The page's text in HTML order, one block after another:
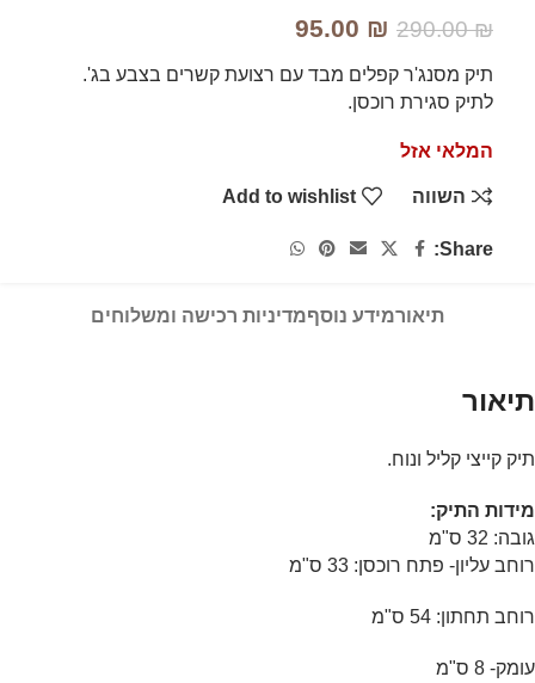
290.00₪
95.00 ₪
תיק מסנג'ר קפלים מבד עם רצועת קשרים בצבע בג'.
לתיק סגירת רוכסן.
המלאי אזל
השווה Add to wishlist
Share:
תיאורמידע נוסףמדיניות רכישה ומשלוחים
תיאור
תיק קייצי קליל ונוח.
מידות התיק:
גובה: 32 ס"מ
רוחב עליון- פתח רוכסן: 33 ס"מ
רוחב תחתון: 54 ס"מ
עומק- 8 ס"מ